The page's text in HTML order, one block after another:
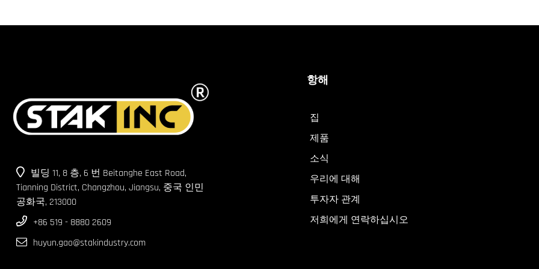
빌딩 11, 8 층, 6 번 Beitanghe East Road,
Tianning District, Changzhou, Jiangsu, 중국 인민
공화국, 213000
+86 519 - 8880 2609
huyun.gao@stakindustry.com
항해
집
제품
소식
우리에 대해
투자자 관계
저희에게 연락하십시오